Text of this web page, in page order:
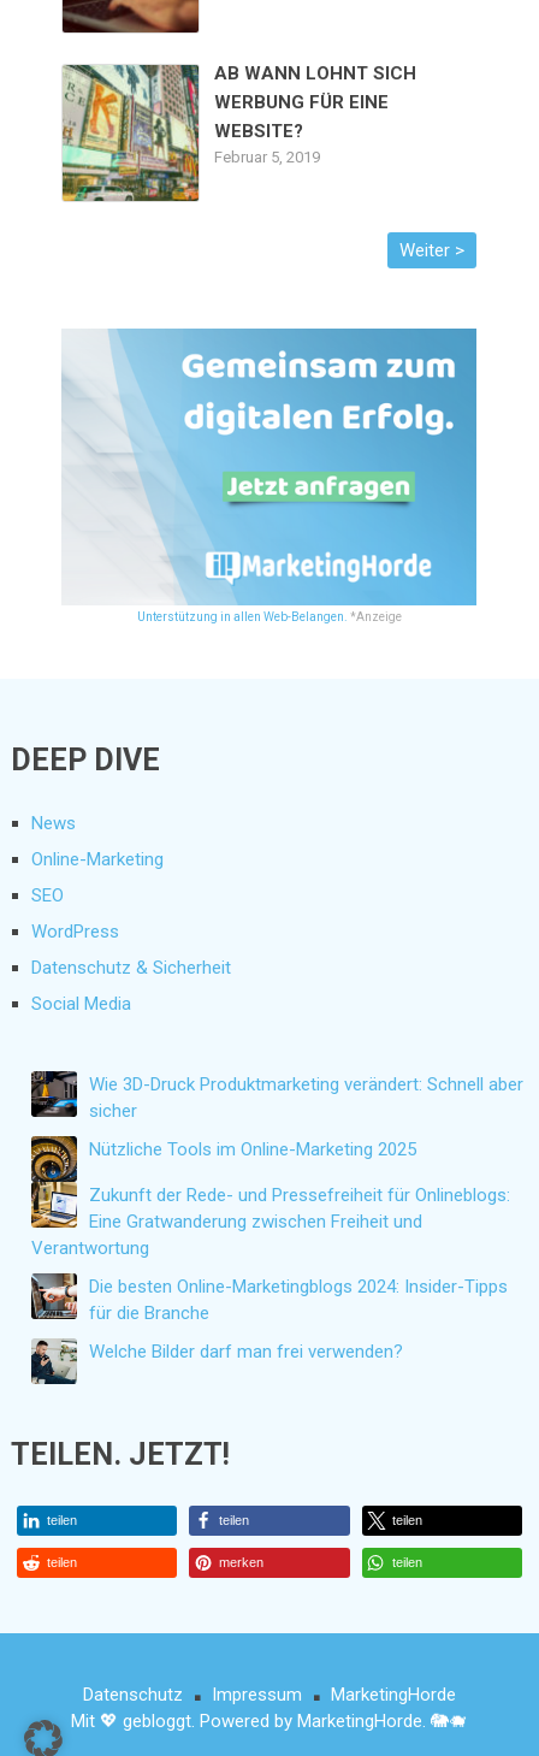
AB WANN LOHNT SICH
WERBUNG FÜR EINE
WEBSITE?
Februar 5, 2019
Unterstützung in allen Web-Belangen. *Anzeige
DEEP DIVE
News
Online-Marketing
SEO
WordPress
Datenschutz & Sicherheit
Social Media
Wie 3D-Druck Produktmarketing verändert: Schnell aber
sicher
Nützliche Tools im Online-Marketing 2025
Zukunft der Rede- und Pressefreiheit für Onlineblogs:
Eine Gratwanderung zwischen Freiheit und
Verantwortung
Die besten Online-Marketingblogs 2024: Insider-Tipps
für die Branche
Welche Bilder darf man frei verwenden?
TEILEN. JETZT!
teilen teilen teilen
teilen merken teilen
Datenschutz ■ Impressum ■ MarketingHorde